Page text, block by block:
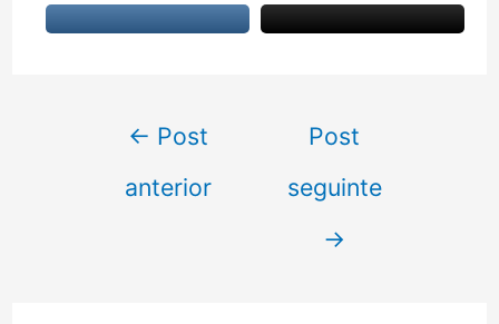
Navegação
Post
← Post
anterior
Post
seguinte
→